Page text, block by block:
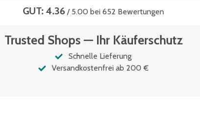
GUT: 4.36 / 5.00 bei 652 Bewertungen
Trusted Shops — Ihr Käuferschutz
Schnelle Lieferung
Versandkostenfrei ab 200 €